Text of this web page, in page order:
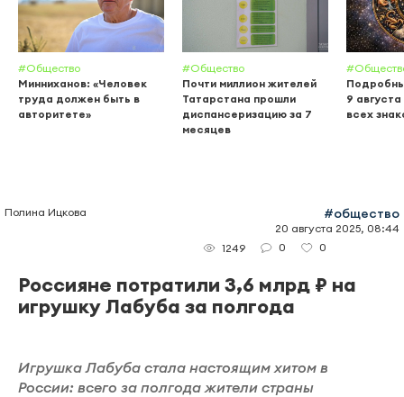
#Общество
Минниханов: «Человек
труда должен быть в
авторитете»
#Общество
Почти миллион жителей
Татарстана прошли
диспансеризацию за 7
месяцев
9
всех
Полина Ицкова #общество
20 августа 2025, 08:44
1249
0 0
Россияне потратили 3,6 млрд ₽ на
игрушку Лабуба за полгода
Игрушка Лабуба стала настоящим хитом в
России: всего за полгода жители страны